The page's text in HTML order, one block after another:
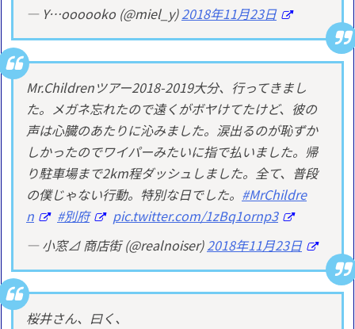
— Y…oooooko (@miel_y)2018年11月23日
Mr.Childrenツアー2018-2019大分、行ってきまし
た。メガネ忘れたので遠くがボヤけてたけど、彼の
声は心臓のあたりに沁みました。涙出るのが恥ずか
しかったのでワイパーみたいに指で払いました。帰
り駐車場まで2km程ダッシュしました。全て、普段
の僕じゃない行動。特別な日でした。 #MrChildre
n
#別府
pic.twitter.com/1zBq1ornp3
— 小窓⊿ 商店街 (@realnoiser)2018年11月23日
桜井さん、曰く、